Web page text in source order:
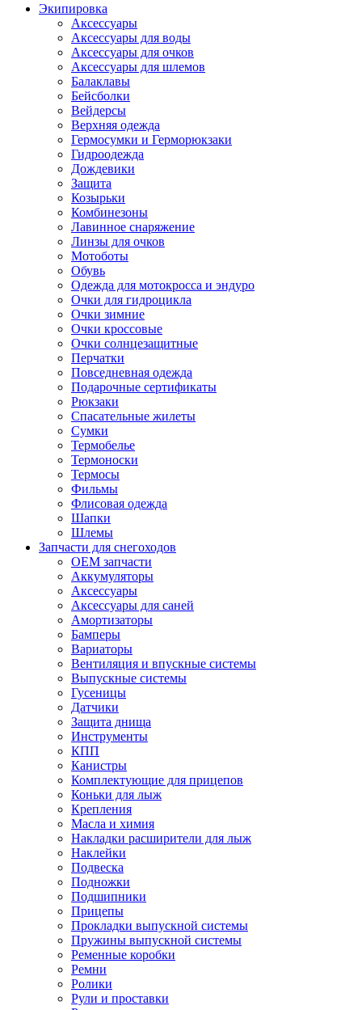
Экипировка
Аксессуары
Аксессуары для воды
Аксессуары для очков
Аксессуары для шлемов
Балаклавы
Бейсболки
Вейдерсы
Верхняя одежда
Гермосумки и Герморюкзаки
Гидроодежда
Дождевики
Защита
Козырьки
Комбинезоны
Лавинное снаряжение
Линзы для очков
Мотоботы
Обувь
Одежда для мотокросса и эндуро
Очки для гидроцикла
Очки зимние
Очки кроссовые
Очки солнцезащитные
Перчатки
Повседневная одежда
Подарочные сертификаты
Рюкзаки
Спасательные жилеты
Сумки
Термобелье
Термоноски
Термосы
Фильмы
Флисовая одежда
Шапки
Шлемы
Запчасти для снегоходов
OEM запчасти
Аккумуляторы
Аксессуары
Аксессуары для саней
Амортизаторы
Бамперы
Вариаторы
Вентиляция и впускные системы
Выпускные системы
Гусеницы
Датчики
Защита днища
Инструменты
КПП
Канистры
Комплектующие для прицепов
Коньки для лыж
Крепления
Масла и химия
Накладки расширители для лыж
Наклейки
Подвеска
Подножки
Подшипники
Прицепы
Прокладки выпускной системы
Пружины выпускной системы
Ременные коробки
Ремни
Ролики
Рули и проставки